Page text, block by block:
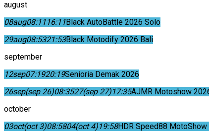
august
08aug08:1116:11Black AutoBattle 2026 Solo
29aug08:5321:53Black Motodify 2026 Bali
september
12sep07:1920:19Senioria Demak 2026
26sep(sep 26)08:3527(sep 27)17:35AJMR Motoshow
october
03oct(oct 3)08:5804(oct 4)19:58HDR Speed88